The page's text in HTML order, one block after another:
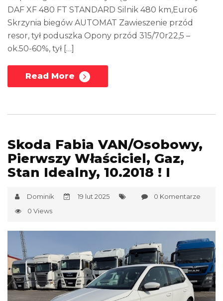
DAF XF 480 FT STANDARD Silnik 480 km,Euro6
Skrzynia biegów AUTOMAT Zawieszenie przód
resor, tył poduszka Opony przód 315/70r22,5 –
ok.50-60%, tył […]
Read More
Skoda Fabia VAN/Osobowy,
Pierwszy Właściciel, Gaz,
Stan Idealny, 10.2018 ! I
Dominik 19 lut 2025
0 Komentarze
0 Views